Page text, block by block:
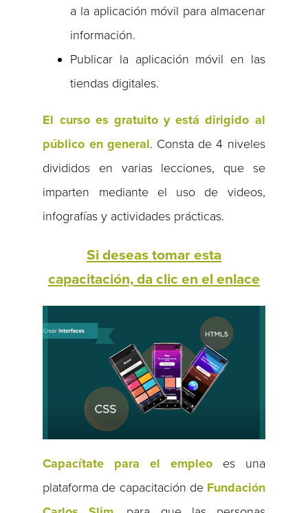
a la aplicación móvil para almacenar
información.
Publicar la aplicación móvil en las
tiendas digitales.
El curso es gratuito y está dirigido al
público en general. Consta de 4 niveles
divididos en varias lecciones, que se
imparten mediante el uso de videos,
infografías y actividades prácticas.
Si deseas tomar esta
capacitación, da clic en el enlace
Capacítate para el empleoes una
plataforma de capacitación de Fundación